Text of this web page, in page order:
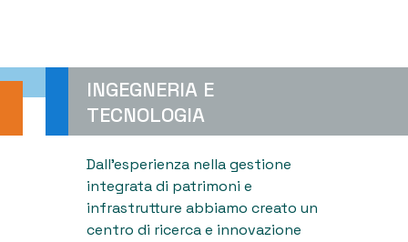
INGEGNERIA E
TECNOLOGIA
Dall'esperienza nella gestione
integrata di patrimoni e
infrastrutture abbiamo creato un
centro di ricerca e innovazione